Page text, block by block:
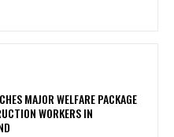
MAJOR WELFARE PACKAGE
WORKERS IN